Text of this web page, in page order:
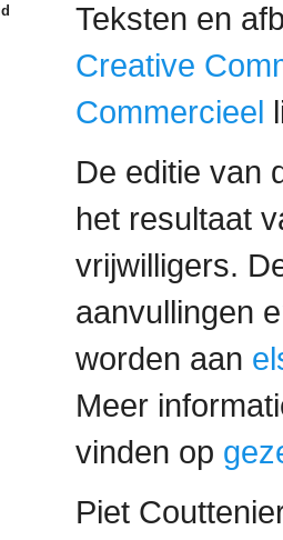
Teksten en
Creative
Commercieel
De editie van
het resultaat
vrijwilligers.
aanvullingen
worden aan
Meer
vinden op
Piet